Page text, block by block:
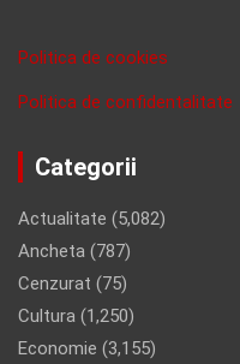
Politica de cookies
Politica de confidentalitate
Categorii
Actualitate (5,082)
Ancheta (787)
Cenzurat (75)
Cultura (1,250)
Economie (3,155)